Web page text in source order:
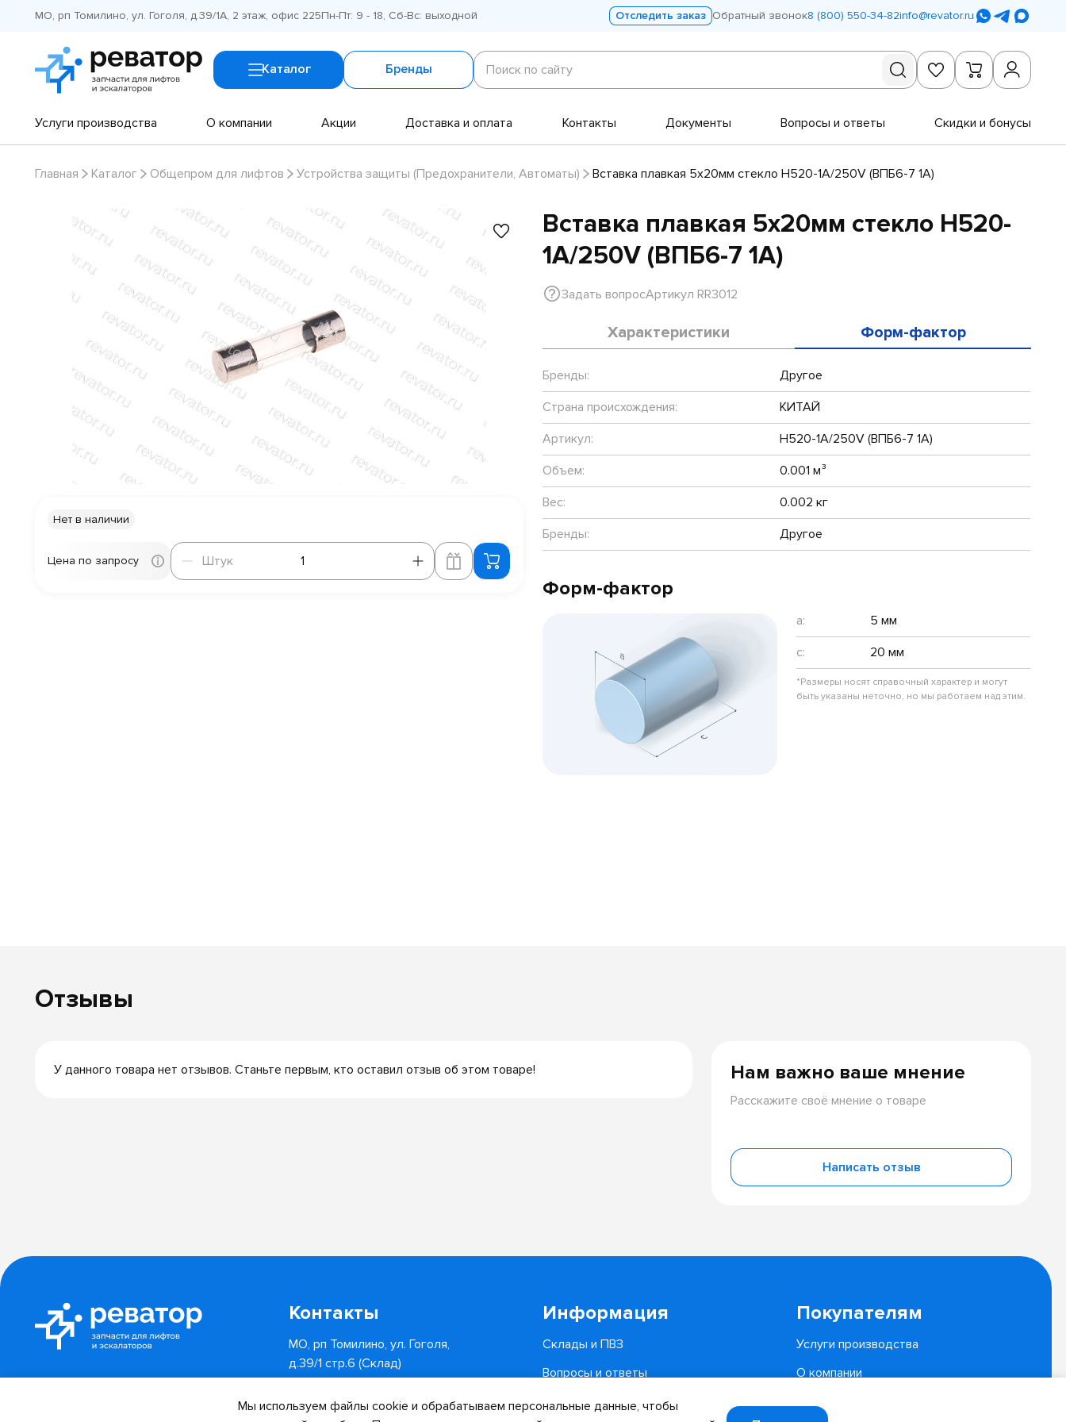
МО, рп Томилино, ул. Гоголя, д.39/1А, 2 этаж, офис 225Пн-Пт: 9 - 18, Сб-Вс: выходной Отследить заказ Обратный звонок8 (800) 550-34-82info@revator.ru
Каталог Бренды
Поиск
по
сайту
Поиск по сайту
Услуги производства О компании Акции Доставка и оплата Контакты Документы Вопросы и ответы Скидки и бонусы
Главная Каталог Общепром для лифтов Устройства защиты (Предохранители, Автоматы) Вставка плавкая 5х20мм стекло H520-1A/250V (ВПБ6-7 1А)
Вставка плавкая 5х20мм стекло H520-
1A/250V (ВПБ6-7 1А)
Задать вопросАртикул RR3012
Нет в наличии
Цена по запросу
Штук
Штук
Характеристики Форм-фактор
Бренды:
Другое
Страна происхождения:
КИТАЙ
Артикул:
H520-1A/250V (ВПБ6-7 1А)
Объем:
0.001 м³
Вес:
0.002 кг
Бренды:
Другое
Форм-фактор
a:
5 мм
c:
20 мм
*Размеры носят справочный характер и могут
быть указаны неточно, но мы работаем над этим.
Отзывы
У данного товара нет отзывов. Станьте первым, кто оставил отзыв об этом товаре! Нам важно ваше мнение
Расскажите своё мнение о товаре
Написать отзыв
Контакты
МО, рп Томилино, ул. Гоголя,
д.39/1 стр.6 (Склад)
Информация
Склады и ПВЗ
Вопросы и ответы
Доставка и оплата
Покупателям
Услуги производства
О компании
Мы используем файлы cookie и обрабатываем персональные данные, чтобы